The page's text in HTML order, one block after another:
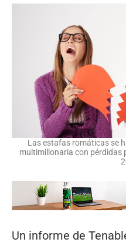
Las estafas romáticas se
multimillonaria con pérdidas
Un informe de